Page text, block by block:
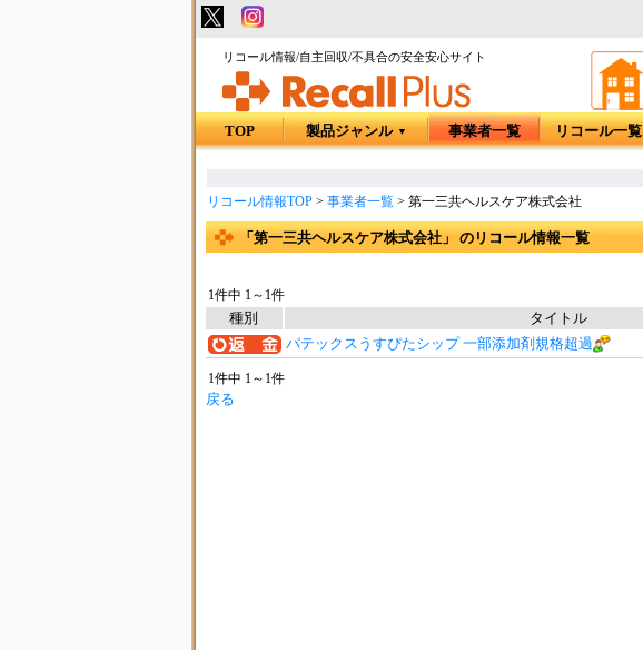
リコール情報/自主回収/不具合の安全安心サイト
TOP 製品ジャンル ▼ 事業者一覧 リコール一覧
リコール情報TOP> 事業者一覧> 第一三共ヘルスケア株式会社
「第一三共ヘルスケア株式会社」 のリコール情報一覧
1件中 1～1件
種別 タイトル
パテックスうすぴたシップ 一部添加剤規格超過
1件中 1～1件
戻る